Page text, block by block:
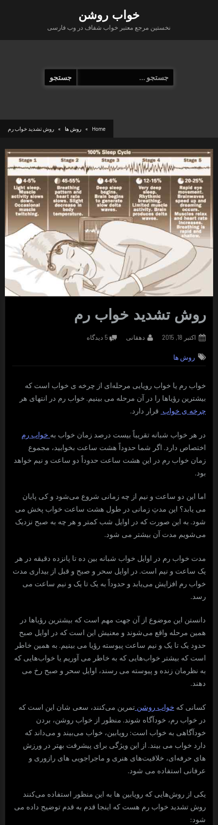
خواب روشن
نخستین مرجع معتبر خواب شفاف در وب فارسی
جستجو
برای:
Home روش ها روش تشدید خواب رم
روش تشدید خواب رم
Posted
اکتبر 18, 2015 By
دهقانی 5 دیدگاه
خواب
روش ها
خواب رم یا خواب رویایی مرحله‌ای از چرخه ی خواب است که
بیشترین رؤیاها را در آن مرحله می بینیم. خواب رم در انتهای هر
چرخه ی خواب
قرار دارد.
در هر خواب شبانه تقریباً بیست درصد زمان خواب به خواب رم
اختصاص دارد. اگر شما حدوداً هشت ساعت بخوابید، مجموع
زمان خواب رم در این هشت ساعت حدوداً دو ساعت و نیم خواهد
بود.
اما این دو ساعت و نیم از چه زمانی شروع می‌شود و کی پایان
می یابد؟ این مدتِ زمانی در طول هشت ساعت خواب پخش می
شود. به این صورت که در اوایل شب کمتر و هر چه به صبح نزدیک
می‌شویم مدت آن بیشتر می شود.
مدت خواب رم در اوایل خواب شبانه بین ده تا پانزده دقیقه در هر
یک ساعت و نیم است. در اوایل سحر و صبح و قبل از بیداری مدت
خواب رم افزایش می‌یابد و حدوداً به یک تا یک و نیم ساعت می
رسد.
دانستن این موضوع از آن جهت مهم است که بیشترین رؤیاها در
همین مرحله واقع می‌شوند و معنیش این است که در اوایل صبح
حدود یک تا یک و نیم ساعت پیوسته رؤیا می بینیم. به همین خاطر
است که بیشتر خواب‌هایی که به خاطر می آوریم یا خواب‌هایی که
به نظرمان زنده و پیوسته می رسند، اوایل سحر و صبح رخ می
دهند.
کسانی که خواب روشن تمرین می‌کنند، سعی شان این است که
در خواب رم، خودآگاه شوند. منظور از خواب روشن، بردن
خودآگاهی به خواب است: رویابین، خواب می‌بیند و می‌داند که
دارد خواب می بیند. از این ویژگی برای پیشرفت بهتر در ورزش
های حرفه‌ای، خلاقیت‌های هنری و ماجراجویی های رازوری و
عرفانی استفاده می شود.
یکی از روش‌هایی که رویابین ها به این منظور استفاده می‌کنند
روش تشدید خواب رم هست که اینجا قدم به قدم توضیح داده می
شود: